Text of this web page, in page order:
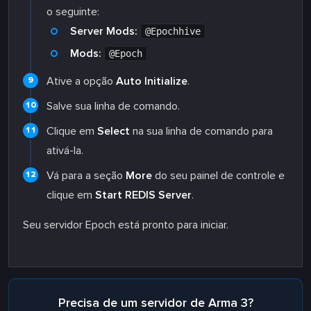
o seguinte:
Server Mods:
@Epochhive
Mods: @Epoch
Ative a opção Auto Initialize.
Salve sua linha de comando.
Clique em Select na sua linha de comando para
ativá-la.
Vá para a seção More do seu painel de controle e
clique em Start REDIS Server.
Seu servidor Epoch está pronto para iniciar.
Precisa de um servidor de Arma 3?